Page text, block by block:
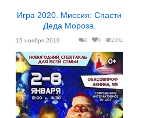
Игра 2020. Миссия: Спасти
Деда Мороза.
0 0 2392
15 ноября 2019